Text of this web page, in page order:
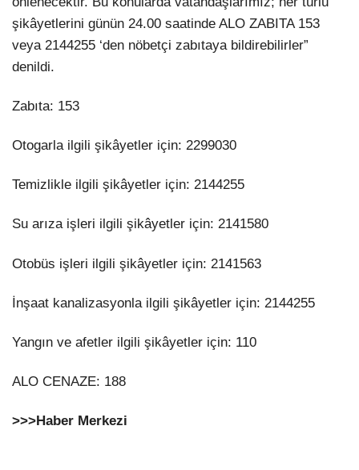
şikâyetlerini günün 24.00 saatinde ALO ZABITA 153
veya 2144255 ‘den nöbetçi zabıtaya bildirebilirler”
denildi.
Zabıta: 153
Otogarla ilgili şikâyetler için: 2299030
Temizlikle ilgili şikâyetler için: 2144255
Su arıza işleri ilgili şikâyetler için: 2141580
Otobüs işleri ilgili şikâyetler için: 2141563
İnşaat kanalizasyonla ilgili şikâyetler için: 2144255
Yangın ve afetler ilgili şikâyetler için: 110
ALO CENAZE: 188
>>>Haber Merkezi